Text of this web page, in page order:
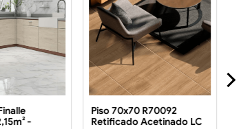
-
Piso 70x70 R70092
Retificado Acetinado LC